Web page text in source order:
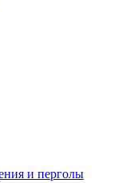
и перголы